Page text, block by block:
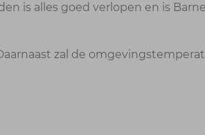
is alles goed verlopen en is
zal de